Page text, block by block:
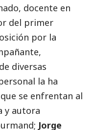
docente en
del primer
por la
diversas
la ha
se enfrentan al
y autora
Jorge